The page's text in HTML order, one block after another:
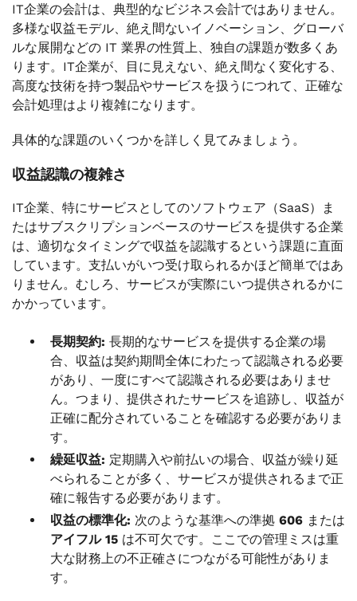
IT企業の会計は、典型的なビジネス会計ではありません。
多様な収益モデル、絶え間ないイノベーション、グローバ
ルな展開などの IT 業界の性質上、独自の課題が数多くあ
ります。IT企業が、目に見えない、絶え間なく変化する、
高度な技術を持つ製品やサービスを扱うにつれて、正確な
会計処理はより複雑になります。
具体的な課題のいくつかを詳しく見てみましょう。
収益認識の複雑さ
IT企業、特にサービスとしてのソフトウェア（SaaS）ま
たはサブスクリプションベースのサービスを提供する企業
は、適切なタイミングで収益を認識するという課題に直面
しています。支払いがいつ受け取られるかほど簡単ではあ
りません。むしろ、サービスが実際にいつ提供されるかに
かかっています。
長期契約: 長期的なサービスを提供する企業の場
合、収益は契約期間全体にわたって認識される必要
があり、一度にすべて認識される必要はありませ
ん。つまり、提供されたサービスを追跡し、収益が
正確に配分されていることを確認する必要がありま
す。
繰延収益: 定期購入や前払いの場合、収益が繰り延
べられることが多く、サービスが提供されるまで正
確に報告する必要があります。
収益の標準化: 次のような基準への準拠 606 または
アイフル 15 は不可欠です。ここでの管理ミスは重
大な財務上の不正確さにつながる可能性がありま
す。